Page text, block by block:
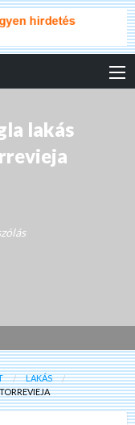
lakás
LAKÁS